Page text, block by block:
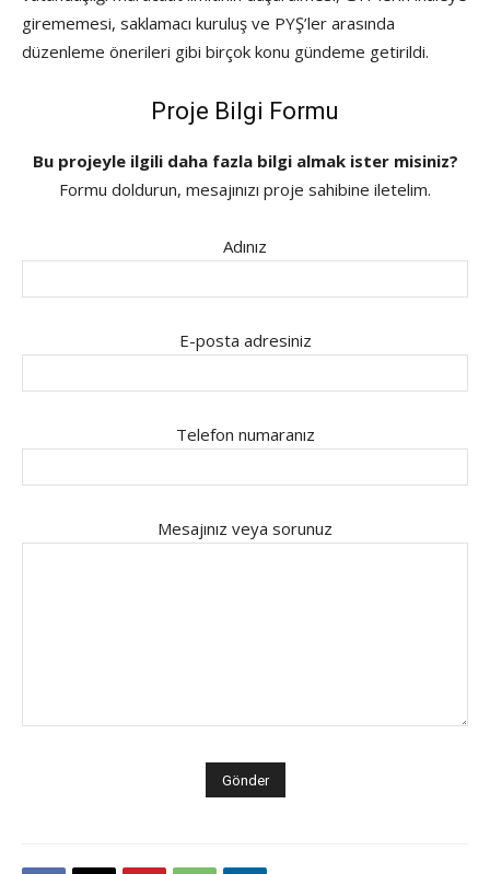
girememesi, saklamacı kuruluş ve PYŞ’ler arasında
düzenleme önerileri gibi birçok konu gündeme getirildi.
Proje Bilgi Formu
Bu projeyle ilgili daha fazla bilgi almak ister misiniz?
Formu doldurun, mesajınızı proje sahibine iletelim.
Adınız
E-posta adresiniz
Telefon numaranız
Mesajınız veya sorunuz